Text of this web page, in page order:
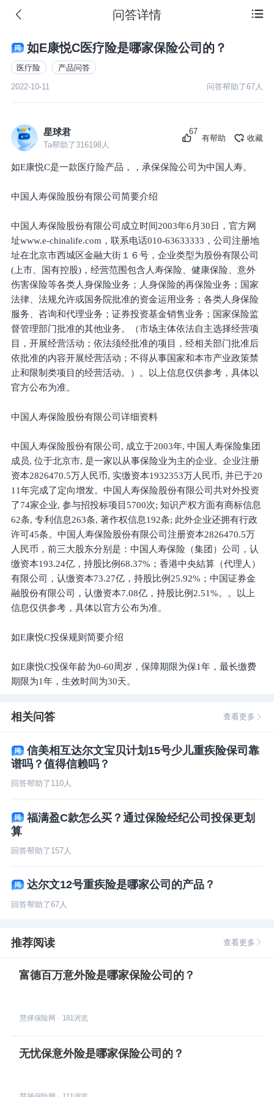
 问答详情
如E康悦C医疗险是哪家保险公司的？
医疗险 产品问答
2022-10-11 问答帮助了67人
星球君
Ta帮助了 316198人
67
有帮助 收藏
如E康悦C是一款医疗险产品，，承保保险公司为中国人寿。
中国人寿保险股份有限公司简要介绍
中国人寿保险股份有限公司成立时间2003年6月30日，官方网
址www.e-chinalife.com，联系电话010-63633333，公司注册地
址在北京市西城区金融大街１６号，企业类型为股份有限公司
(上市、国有控股)，经营范围包含人寿保险、健康保险、意外
伤害保险等各类人身保险业务；人身保险的再保险业务；国家
法律、法规允许或国务院批准的资金运用业务；各类人身保险
服务、咨询和代理业务；证券投资基金销售业务；国家保险监
督管理部门批准的其他业务。（市场主体依法自主选择经营项
目，开展经营活动；依法须经批准的项目，经相关部门批准后
依批准的内容开展经营活动；不得从事国家和本市产业政策禁
止和限制类项目的经营活动。）。以上信息仅供参考，具体以
官方公布为准。
中国人寿保险股份有限公司详细资料
中国人寿保险股份有限公司, 成立于2003年, 中国人寿保险集团
成员, 位于北京市, 是一家以从事保险业为主的企业。企业注册
资本2826470.5万人民币, 实缴资本1932353万人民币, 并已于20
11年完成了定向增发。中国人寿保险股份有限公司共对外投资
了74家企业, 参与招投标项目5700次; 知识产权方面有商标信息
62条, 专利信息263条, 著作权信息192条; 此外企业还拥有行政
许可45条。中国人寿保险股份有限公司注册资本2826470.5万
人民币，前三大股东分别是：中国人寿保险（集团）公司，认
缴资本193.24亿，持股比例68.37%；香港中央結算（代理人）
有限公司，认缴资本73.27亿，持股比例25.92%；中国证券金
融股份有限公司，认缴资本7.08亿，持股比例2.51%。。以上
信息仅供参考，具体以官方公布为准。
如E康悦C投保规则简要介绍
如E康悦C投保年龄为0-60周岁，保障期限为保1年，最长缴费
期限为1年，生效时间为30天。
相关问答 查看更多
信美相互达尔文宝贝计划15号少儿重疾险保司靠
谱吗？值得信赖吗？
回答帮助了 110人
福满盈C款怎么买？通过保险经纪公司投保更划
算
回答帮助了 157人
达尔文12号重疾险是哪家公司的产品？
回答帮助了67人
推荐阅读 查看更多
富德百万意外险是哪家保险公司的？
慧择保险网 · 181浏览
无忧保意外险是哪家保险公司的？